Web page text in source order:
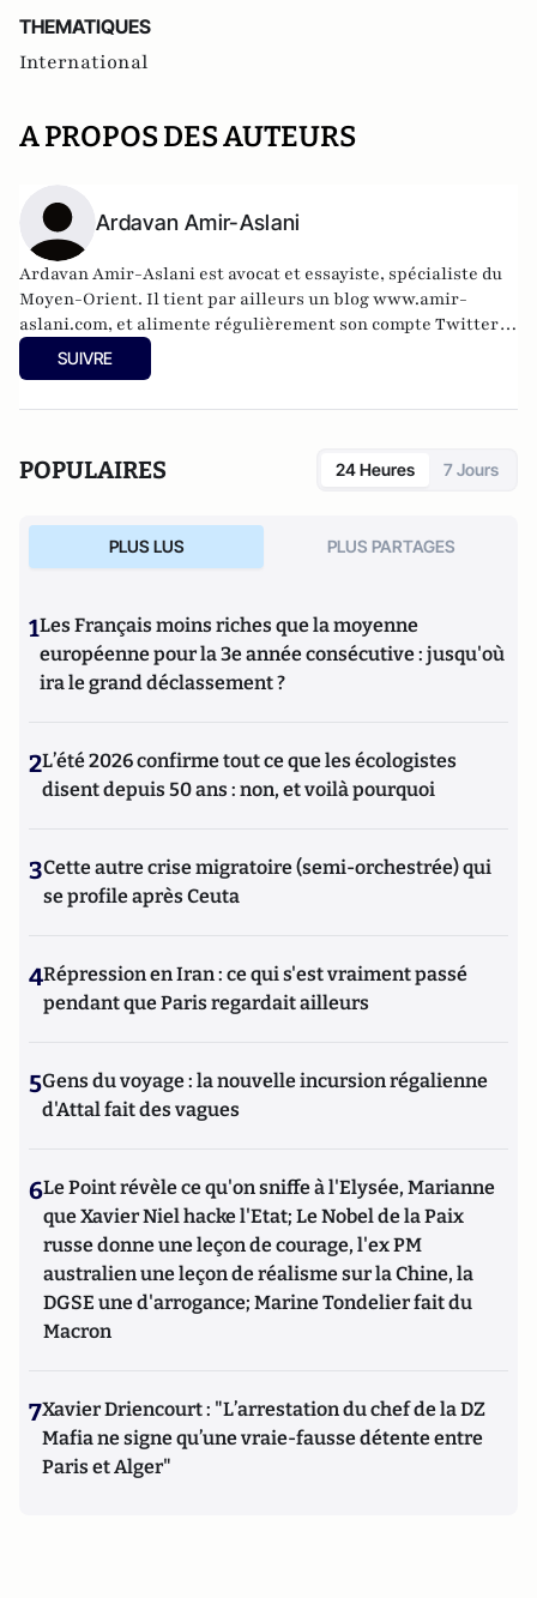
THEMATIQUES
International
A PROPOS DES AUTEURS
Ardavan Amir-Aslani
Ardavan Amir-Aslani est avocat et essayiste, spécialiste du
Moyen-Orient. Il tient par ailleurs un blogwww.amir-
aslani.com, et alimente régulièrement son compte Twitter:
@a_amir_aslani.
SUIVRE
POPULAIRES 24 Heures 7 Jours
PLUS LUS PLUS PARTAGES
1Les Français moins riches que la moyenne
européenne pour la 3e année consécutive : jusqu'où
ira le grand déclassement ?
2L’été 2026 confirme tout ce que les écologistes
disent depuis 50 ans : non, et voilà pourquoi
3Cette autre crise migratoire (semi-orchestrée) qui
se profile après Ceuta
4Répression en Iran : ce qui s'est vraiment passé
pendant que Paris regardait ailleurs
5Gens du voyage : la nouvelle incursion régalienne
d'Attal fait des vagues
6Le Point révèle ce qu'on sniffe à l'Elysée, Marianne
que Xavier Niel hacke l'Etat; Le Nobel de la Paix
russe donne une leçon de courage, l'ex PM
australien une leçon de réalisme sur la Chine, la
DGSE une d'arrogance; Marine Tondelier fait du
Macron
7Xavier Driencourt : "L’arrestation du chef de la DZ
Mafia ne signe qu’une vraie-fausse détente entre
Paris et Alger"